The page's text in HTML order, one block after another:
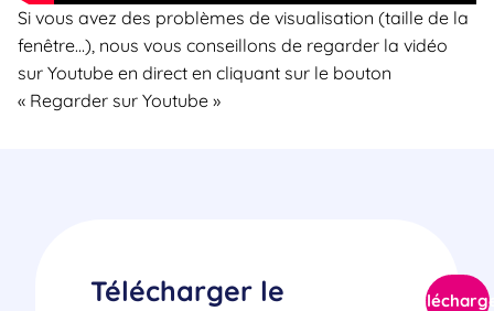
Si vous avez des problèmes de visualisation (taille de la
fenêtre…), nous vous conseillons de regarder la vidéo
sur Youtube en direct en cliquant sur le bouton
« Regarder sur Youtube »
Télécharger le